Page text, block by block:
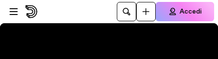
Vai al lettore
Passa al contenuto principale
Accedi